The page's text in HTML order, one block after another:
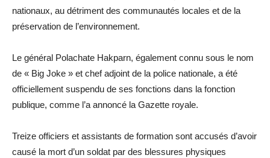
nationaux, au détriment des communautés locales et de la
préservation de l’environnement.
Le général Polachate Hakparn, également connu sous le nom
de « Big Joke » et chef adjoint de la police nationale, a été
officiellement suspendu de ses fonctions dans la fonction
publique, comme l’a annoncé la Gazette royale.
Treize officiers et assistants de formation sont accusés d’avoir
causé la mort d’un soldat par des blessures physiques